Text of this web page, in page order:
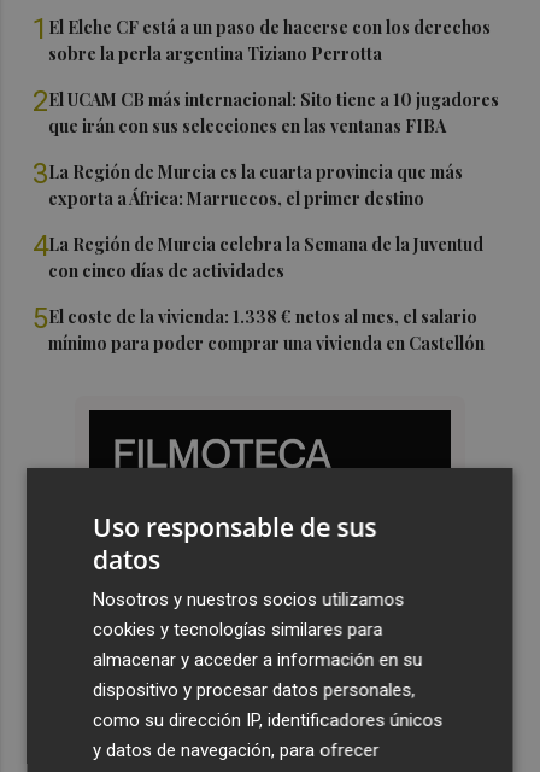
1 El Elche CF está a un paso de hacerse con los derechos
sobre la perla argentina Tiziano Perrotta
2El UCAM CB más internacional: Sito tiene a 10 jugadores
que irán con sus selecciones en las ventanas FIBA
3La Región de Murcia es la cuarta provincia que más
exporta a África: Marruecos, el primer destino
4La Región de Murcia celebra la Semana de la Juventud
con cinco días de actividades
5El coste de la vivienda: 1.338 € netos al mes, el salario
mínimo para poder comprar una vivienda en Castellón
Uso responsable de sus
datos
Nosotros y nuestros socios utilizamos
cookies y tecnologías similares para
almacenar y acceder a información en su
dispositivo y procesar datos personales,
como su dirección IP, identificadores únicos
y datos de navegación, para ofrecer